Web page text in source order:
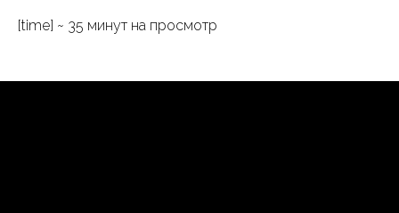
[time] ~ 35 минут на просмотр